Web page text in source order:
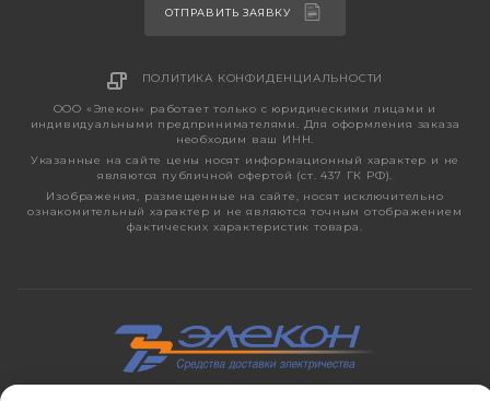
ОТПРАВИТЬ ЗАЯВКУ
ПОЛИТИКА КОНФИДЕНЦИАЛЬНОСТИ
ООО «Элекон» работает только с юридическими лицами и
индивидуальными предпринимателями. Для оформления заказа
необходим ваш ИНН.
Указанные на сайте цены носят информационный характер и не
являются публичной офертой (ст. 437 ГК РФ).
Изображения, размещенные на сайте, носят исключительно
ознакомительный характер и не являются точным отображением
фактических характеристик товара.